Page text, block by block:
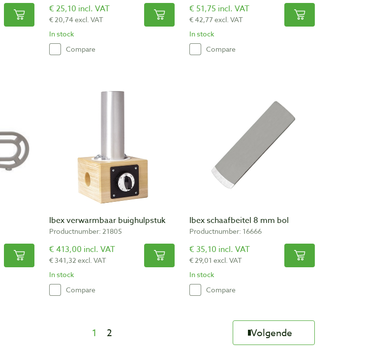
€ 25,10 incl. VAT
€ 20,74 excl. VAT
In stock
Compare
€ 51,75 incl. VAT
€ 42,77 excl. VAT
In stock
Compare
Ibex verwarmbaar buighulpstuk
Productnumber: 21805
€ 413,00 incl. VAT
€ 341,32 excl. VAT
In stock
Compare
Ibex schaafbeitel 8 mm bol
Productnumber: 16666
€ 35,10 incl. VAT
€ 29,01 excl. VAT
In stock
Compare
1 2 Volgende